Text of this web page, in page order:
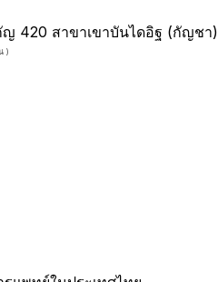
420 สาขาเขาบันไดอิฐ (กัญชา)
)